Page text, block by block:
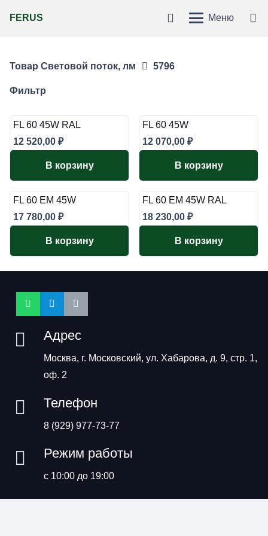
FERUS Меню
Товар Световой поток, лм 5796
Фильтр
FL 60 45W RAL
12 520,00 ₽
В корзину
FL 60 45W
12 070,00 ₽
В корзину
FL 60 EM 45W
17 780,00 ₽
В корзину
FL 60 EM 45W RAL
18 230,00 ₽
В корзину
Адрес
Москва, г. Московский, ул. Хабарова, д. 9, стр. 1,
оф. 2
Телефон
8 (929) 977-73-77
Режим работы
с 10:00 до 19:00